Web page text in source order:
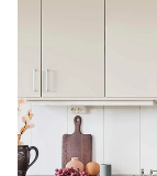
Erbjudande
Köp nu,
tillbaka
gamla